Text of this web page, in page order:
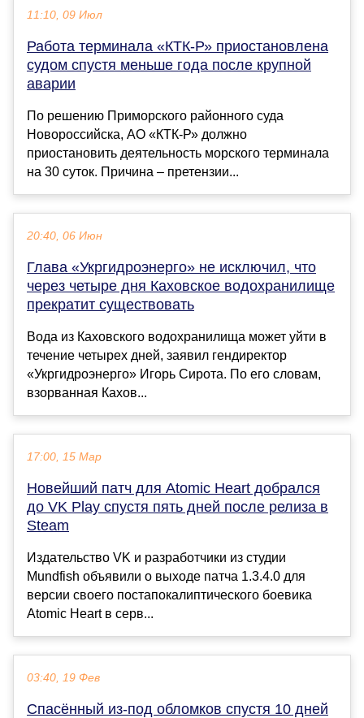
11:10, 09 Июл
Работа терминала «КТК-Р» приостановлена
судом спустя меньше года после крупной
аварии
По решению Приморского районного суда
Новороссийска, АО «КТК-Р» должно
приостановить деятельность морского терминала
на 30 суток. Причина – претензии...
20:40, 06 Июн
Глава «Укргидроэнерго» не исключил, что
через четыре дня Каховское водохранилище
прекратит существовать
Вода из Каховского водохранилища может уйти в
течение четырех дней, заявил гендиректор
«Укргидроэнерго» Игорь Сирота. По его словам,
взорванная Кахов...
17:00, 15 Мар
Новейший патч для Atomic Heart добрался
до VK Play спустя пять дней после релиза в
Steam
Издательство VK и разработчики из студии
Mundfish объявили о выходе патча 1.3.4.0 для
версии своего постапокалиптического боевика
Atomic Heart в серв...
03:40, 19 Фев
Спасённый из-под обломков спустя 10 дней